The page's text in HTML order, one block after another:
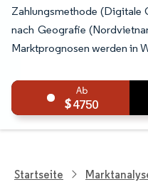
Zahlungsmethode (Digitale
nach Geografie
Marktprognosen werden in
4750
Startseite